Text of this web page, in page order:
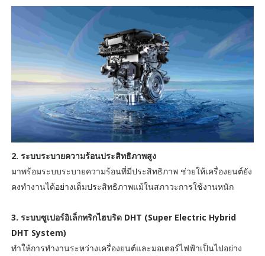
2. ระบบระบายความร้อนประสิทธิภาพสูง
มาพร้อมระบบระบายความร้อนที่มีประสิทธิภาพ ช่วยให้เครื่องยนต์ยัง
คงทำงานได้อย่างเต็มประสิทธิภาพแม้ในสภาวะการใช้งานหนัก
3. ระบบซูเปอร์อิเล็กทริกไฮบริด DHT (Super Electric Hybrid
DHT System)
ทำให้การทำงานระหว่างเครื่องยนต์และมอเตอร์ไฟฟ้าเป็นไปอย่าง